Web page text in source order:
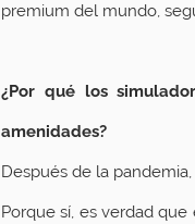
premium del mundo,
¿Por qué los
amenidades?
Después de la
Porque sí, es verdad